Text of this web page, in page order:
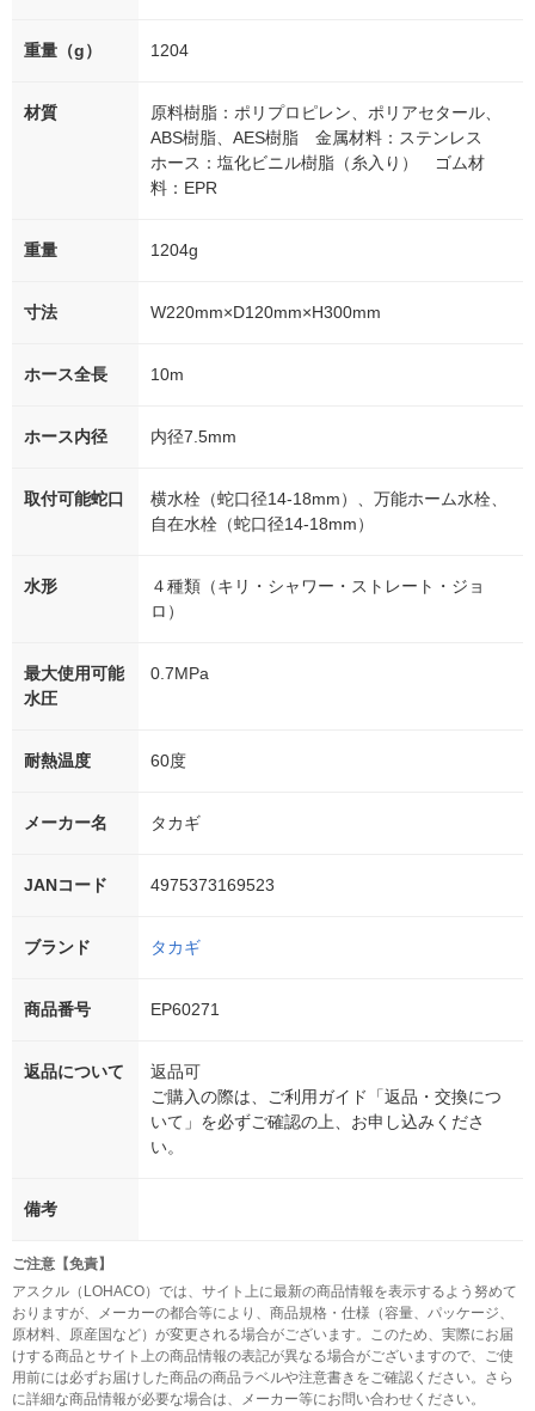
重量（g） 1204
材質
原料樹脂：ポリプロピレン、ポリアセタール、
ABS樹脂、AES樹脂 金属材料：ステンレス
ホース：塩化ビニル樹脂（糸入り） ゴム材
料：EPR
重量 1204g
寸法 W220mm×D120mm×H300mm
ホース全長 10m
ホース内径 内径7.5mm
取付可能蛇口
横水栓（蛇口径14-18mm）、万能ホーム水栓、
自在水栓（蛇口径14-18mm）
水形
４種類（キリ・シャワー・ストレート・ジョ
ロ）
最大使用可能
水圧
0.7MPa
耐熱温度 60度
メーカー名 タカギ
JANコード 4975373169523
ブランド タカギ
商品番号 EP60271
返品について
返品可
ご購入の際は、ご利用ガイド「返品・交換につ
いて」を必ずご確認の上、お申し込みくださ
い。
備考
ご注意【免責】
アスクル（LOHACO）では、サイト上に最新の商品情報を表示するよう努めて
おりますが、メーカーの都合等により、商品規格・仕様（容量、パッケージ、
原材料、原産国など）が変更される場合がございます。このため、実際にお届
けする商品とサイト上の商品情報の表記が異なる場合がございますので、ご使
用前には必ずお届けした商品の商品ラベルや注意書きをご確認ください。さら
に詳細な商品情報が必要な場合は、メーカー等にお問い合わせください。